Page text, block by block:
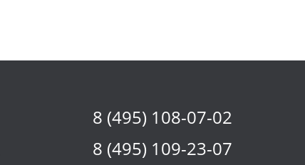
8 (495) 108-07-02
8 (495) 109-23-07